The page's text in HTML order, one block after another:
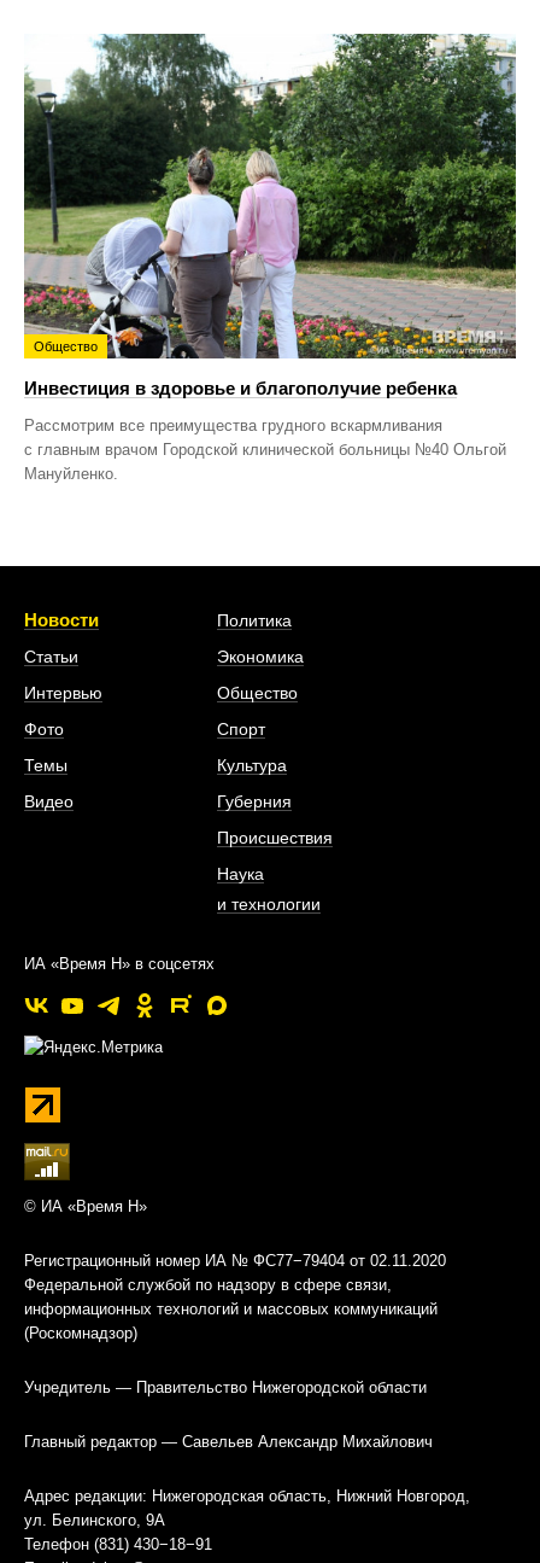
Общество
Инвестиция в здоровье и благополучие ребенка
Рассмотрим все преимущества грудного вскармливания
с главным врачом Городской клинической больницы №40 Ольгой
Мануйленко.
Новости
Статьи
Интервью
Фото
Темы
Видео
Политика
Экономика
Общество
Спорт
Культура
Губерния
Происшествия
Наука
и технологии
ИА «Время Н» в соцсетях
© ИА «Время Н»
Регистрационный номер ИА № ФС77−79404 от 02.11.2020
Федеральной службой по надзору в сфере связи,
информационных технологий и массовых коммуникаций
(Роскомнадзор)
Учредитель — Правительство Нижегородской области
Главный редактор — Савельев Александр Михайлович
Адрес редакции: Нижегородская область, Нижний Новгород,
ул. Белинского, 9А
Телефон (831) 430−18−91